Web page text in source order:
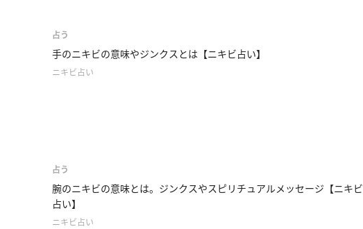
占う
手のニキビの意味やジンクスとは【ニキビ占い】
ニキビ占い
占う
腕のニキビの意味とは。ジンクスやスピリチュアルメッセージ【ニキビ
占い】
ニキビ占い